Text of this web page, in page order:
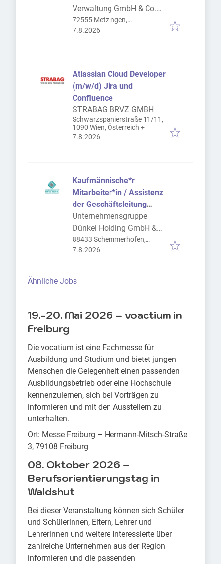
Verwaltung GmbH & Co.
KG
72555 Metzingen,
Deutschland
Veröffentlicht
7.8.2026
Atlassian Cloud Developer
(m/w/d) Jira und
Confluence
STRABAG BRVZ GMBH
Schwarzspanierstraße 11/11,
1090 Wien, Österreich +
Veröffentlicht
7.8.2026
Kaufmännische*r
Mitarbeiter*in / Assistenz
der Geschäftsleitung
(m/w/d)
Unternehmensgruppe
Dünkel Holding GmbH &
Co. KG
88433 Schemmerhofen,
Deutschland
Veröffentlicht
7.8.2026
Ähnliche Jobs
19.-20. Mai 2026 – voactium in
Freiburg
Die vocatium ist eine Fachmesse für
Ausbildung und Studium und bietet jungen
Menschen die Gelegenheit einen passenden
Ausbildungsbetrieb oder eine Hochschule
kennenzulernen, sich bei Vorträgen zu
informieren und mit den Ausstellern zu
unterhalten.
Ort: Messe Freiburg – Hermann-Mitsch-Straße
3, 79108 Freiburg
08. Oktober 2026 –
Berufsorientierungstag in
Waldshut
Bei dieser Veranstaltung können sich Schüler
und Schülerinnen, Eltern, Lehrer und
Lehrerinnen und weitere Interessierte über
zahlreiche Unternehmen aus der Region
informieren und die passenden